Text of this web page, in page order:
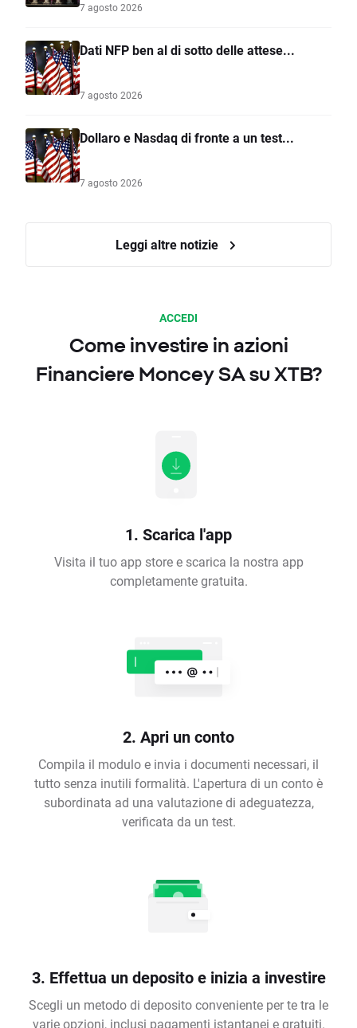
7 agosto 2026
Dati NFP ben al di sotto delle attese...
7 agosto 2026
Dollaro e Nasdaq di fronte a un test...
7 agosto 2026
Leggi altre notizie
ACCEDI
Come investire in azioni
Financiere Moncey SA su XTB?
1. Scarica l'app
Visita il tuo app store e scarica la nostra app
completamente gratuita.
2. Apri un conto
Compila il modulo e invia i documenti necessari, il
tutto senza inutili formalità. L'apertura di un conto è
subordinata ad una valutazione di adeguatezza,
verificata da un test.
3. Effettua un deposito e inizia a investire
Scegli un metodo di deposito conveniente per te tra le
varie opzioni, inclusi pagamenti istantanei e gratuiti.